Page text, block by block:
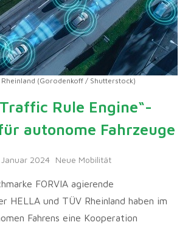
Rheinland (Gorodenkoff / Shutterstock)
Rule Engine“-
autonome Fahrzeuge
Januar 2024 Neue Mobilität
FORVIA agierende
HELLA und TÜV Rheinland haben im
Fahrens eine Kooperation